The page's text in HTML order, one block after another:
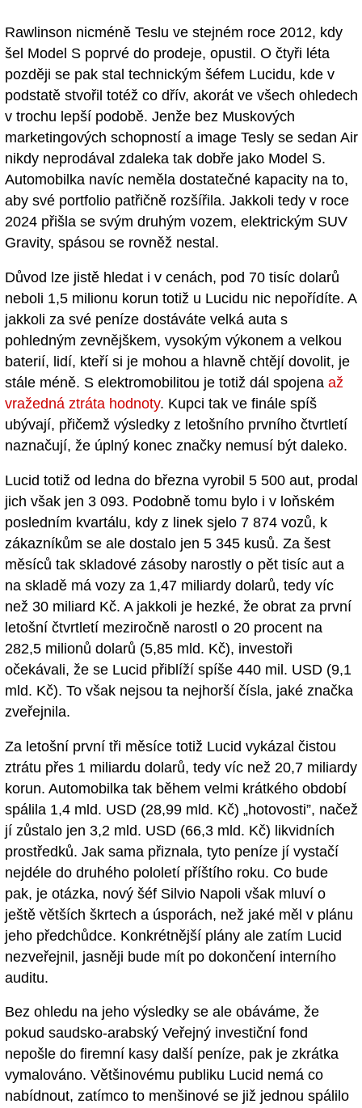
Rawlinson nicméně Teslu ve stejném roce 2012, kdy
šel Model S poprvé do prodeje, opustil. O čtyři léta
později se pak stal technickým šéfem Lucidu, kde v
podstatě stvořil totéž co dřív, akorát ve všech ohledech
v trochu lepší podobě. Jenže bez Muskových
marketingových schopností a image Tesly se sedan Air
nikdy neprodával zdaleka tak dobře jako Model S.
Automobilka navíc neměla dostatečné kapacity na to,
aby své portfolio patřičně rozšířila. Jakkoli tedy v roce
2024 přišla se svým druhým vozem, elektrickým SUV
Gravity, spásou se rovněž nestal.
Důvod lze jistě hledat i v cenách, pod 70 tisíc dolarů
neboli 1,5 milionu korun totiž u Lucidu nic nepořídíte. A
jakkoli za své peníze dostáváte velká auta s
pohledným zevnějškem, vysokým výkonem a velkou
baterií, lidí, kteří si je mohou a hlavně chtějí dovolit, je
stále méně. S elektromobilitou je totiž dál spojena až
vražedná ztráta hodnoty. Kupci tak ve finále spíš
ubývají, přičemž výsledky z letošního prvního čtvrtletí
naznačují, že úplný konec značky nemusí být daleko.
Lucid totiž od ledna do března vyrobil 5 500 aut, prodal
jich však jen 3 093. Podobně tomu bylo i v loňském
posledním kvartálu, kdy z linek sjelo 7 874 vozů, k
zákazníkům se ale dostalo jen 5 345 kusů. Za šest
měsíců tak skladové zásoby narostly o pět tisíc aut a
na skladě má vozy za 1,47 miliardy dolarů, tedy víc
než 30 miliard Kč. A jakkoli je hezké, že obrat za první
letošní čtvrtletí meziročně narostl o 20 procent na
282,5 milionů dolarů (5,85 mld. Kč), investoři
očekávali, že se Lucid přiblíží spíše 440 mil. USD (9,1
mld. Kč). To však nejsou ta nejhorší čísla, jaké značka
zveřejnila.
Za letošní první tři měsíce totiž Lucid vykázal čistou
ztrátu přes 1 miliardu dolarů, tedy víc než 20,7 miliardy
korun. Automobilka tak během velmi krátkého období
spálila 1,4 mld. USD (28,99 mld. Kč) „hotovosti”, načež
jí zůstalo jen 3,2 mld. USD (66,3 mld. Kč) likvidních
prostředků. Jak sama přiznala, tyto peníze jí vystačí
nejdéle do druhého pololetí příštího roku. Co bude
pak, je otázka, nový šéf Silvio Napoli však mluví o
ještě větších škrtech a úsporách, než jaké měl v plánu
jeho předchůdce. Konkrétnější plány ale zatím Lucid
nezveřejnil, jasněji bude mít po dokončení interního
auditu.
Bez ohledu na jeho výsledky se ale obáváme, že
pokud saudsko-arabský Veřejný investiční fond
nepošle do firemní kasy další peníze, pak je zkrátka
vymalováno. Většinovému publiku Lucid nemá co
nabídnout, zatímco to menšinové se již jednou spálilo